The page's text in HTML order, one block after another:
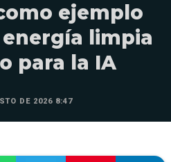
ejemplo
limpia
para la IA
DE 2026 8:47